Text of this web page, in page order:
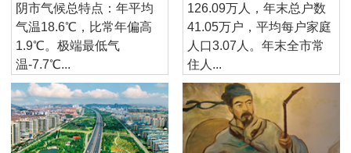
阴市气候总特点：年平均
气温18.6℃，比常年偏高
1.9℃。极端最低气
温-7.7℃...
126.09万人，年末总户数
41.05万户，平均每户家庭
人口3.07人。年末全市常
住人...